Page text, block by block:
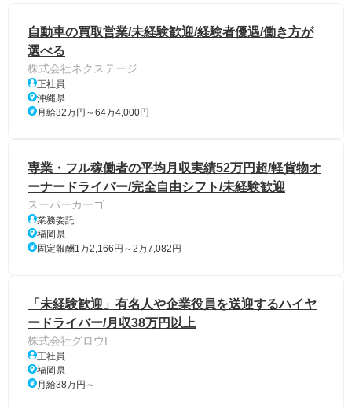
自動車の買取営業/未経験歓迎/経験者優遇/働き方が
選べる
株式会社ネクステージ
正社員
沖縄県
月給32万円～64万4,000円
専業・フル稼働者の平均月収実績52万円超/軽貨物オ
ーナードライバー/完全自由シフト/未経験歓迎
スーパーカーゴ
業務委託
福岡県
固定報酬1万2,166円～2万7,082円
「未経験歓迎」有名人や企業役員を送迎するハイヤ
ードライバー/月収38万円以上
株式会社グロウF
正社員
福岡県
月給38万円～